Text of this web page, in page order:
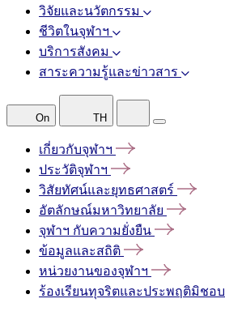
วิจัยและนวัตกรรม
ชีวิตในจุฬาฯ
บริการสังคม
สาระความรู้และข่าวสาร
On TH
เกี่ยวกับจุฬาฯ
ประวัติจุฬาฯ
วิสัยทัศน์และยุทธศาสตร์
อัตลักษณ์มหาวิทยาลัย
จุฬาฯ กับความยั่งยืน
ข้อมูลและสถิติ
หน่วยงานของจุฬาฯ
ร้องเรียนทุจริตและประพฤติมิชอบ